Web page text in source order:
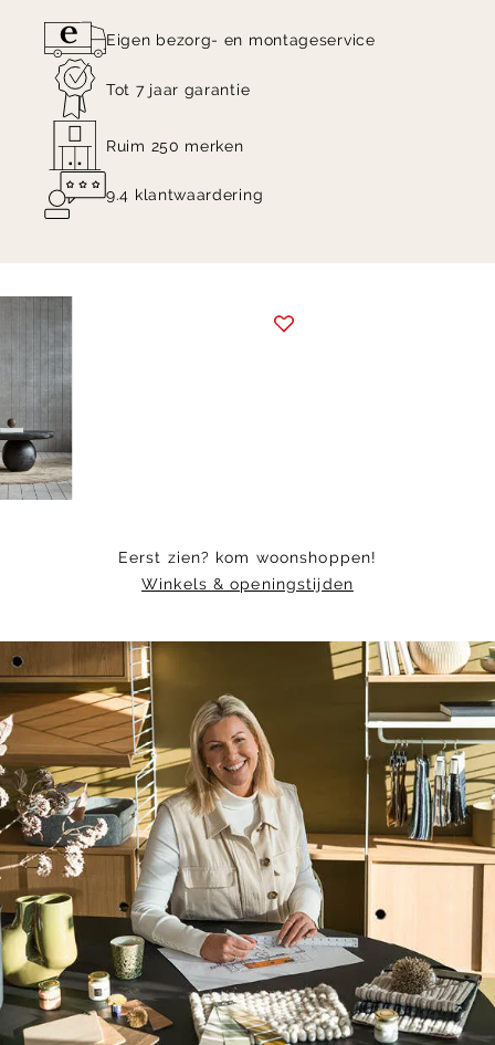
Eigen bezorg- en montageservice
Tot 7 jaar garantie
Ruim 250 merken
9.4 klantwaardering
7
Eerst zien? kom woonshoppen!
Winkels & openingstijden